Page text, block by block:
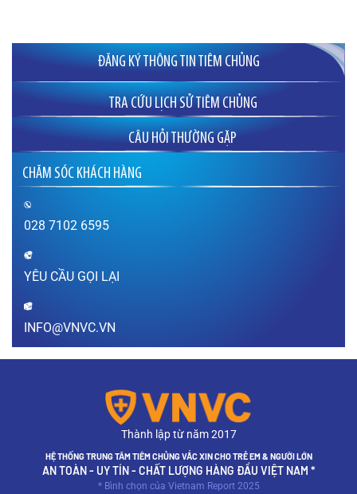
ĐĂNG KÝ THÔNG TIN TIÊM CHỦNG
TRA CỨU LỊCH SỬ TIÊM CHỦNG
CÂU HỎI THƯỜNG GẶP
Đăng ký tiêm phòng cho bà bầu ở đâu uy
tín?
đầu tiêm phòng các loại vắc xin từ lúc nào là
hợp lý? Đăng ký…
XEM THÊM
thể mang thai? Sau khi tiêm vắc xin chưa được
1 tháng (tính từ thời điểm tiêm phòng) em lỡ có
thai thì có…
Sùi mào gà nguy hiểm như thế nào?
Thưa bác sĩ, bệnh sùi mào gà gây ra hậu quả
gì? Em đang mang thai, mắc sùi mào gà thì có
ảnh hưởng như thế nào đến sức khỏe thai nhi?
Mong bác sĩ giải…
XEM THÊM
CHĂM SÓC KHÁCH HÀNG
028 7102 6595
YÊU CẦU GỌI LẠI
INFO@VNVC.VN
Thành lập từ năm 2017
HỆ THỐNG TRUNG TÂM TIÊM CHỦNG VẮC XIN CHO TRẺ EM & NGƯỜI LỚN
AN TOÀN - UY TÍN - CHẤT LƯỢNG HÀNG ĐẦU VIỆT NAM *
* Bình chọn của Vietnam Report 2025